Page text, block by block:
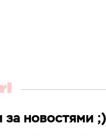
новостями ;)